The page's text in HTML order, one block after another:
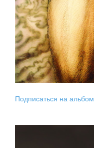
Подписаться на альбом